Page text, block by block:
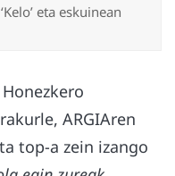
eta eskuinean
ARGIAren
top-a zein izango